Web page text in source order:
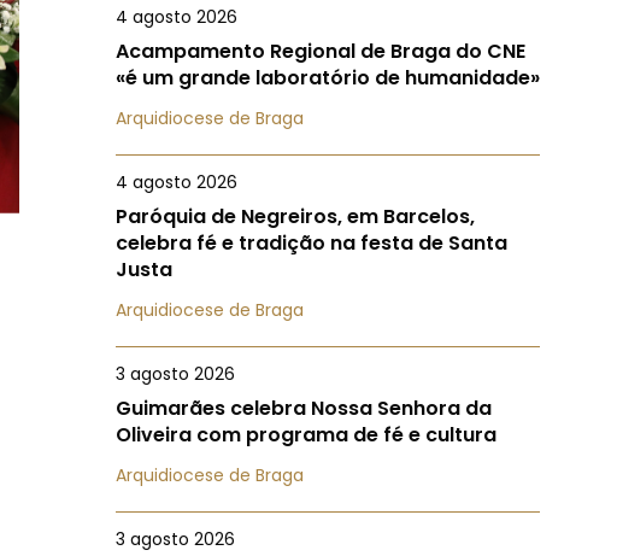
4 agosto 2026
Acampamento Regional de Braga do CNE
«é um grande laboratório de humanidade»
Arquidiocese de Braga
4 agosto 2026
Paróquia de Negreiros, em Barcelos,
celebra fé e tradição na festa de Santa
Justa
Arquidiocese de Braga
3 agosto 2026
Guimarães celebra Nossa Senhora da
Oliveira com programa de fé e cultura
Arquidiocese de Braga
3 agosto 2026